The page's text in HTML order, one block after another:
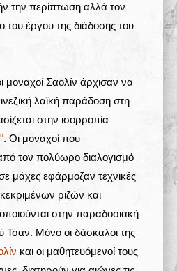
την περίπτωση αλλά τον
του έργου της διάδοσης του
μοναχοί Σαολίν άρχισαν να
λαϊκή παράδοση στη
στην ισορροπία
. Οι μοναχοί που
τον πολύωρο διαλογισμό
μάχες εφάρμοζαν τεχνικές
ριζών και
στην παραδοσιακή
Τσαν. Μόνο οι δάσκαλοι της
και οι μαθητευόμενοί τους